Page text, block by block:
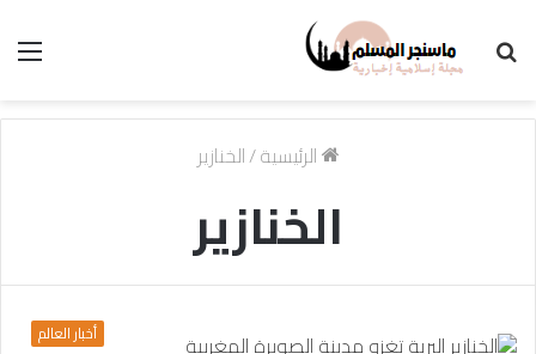
الرئيسية/الخنازير
الخنازير
أخبار العالم